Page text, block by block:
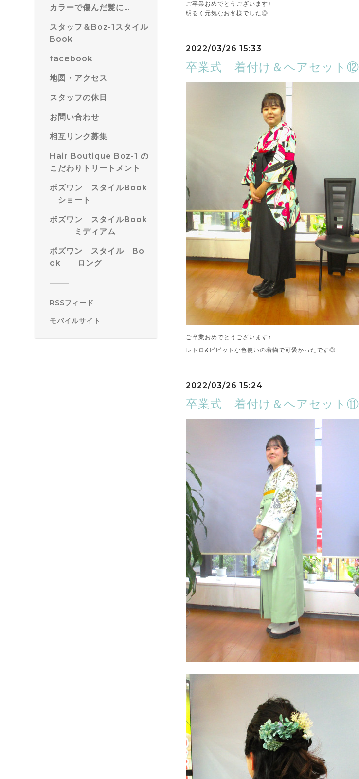
カラーで傷んだ髪に…
スタッフ＆Boz-1スタイル
Book
facebook
地図・アクセス
スタッフの休日
お問い合わせ
相互リンク募集
Hair Boutique Boz-1 の
こだわりトリートメント
ボズワン スタイルBook
ショート
ボズワン スタイルBook
ミディアム
ボズワン スタイル Bo
ok ロング
RSSフィード
モバイルサイト
ご卒業おめでとうございます♪
明るく元気なお客様でした◎
2022/03/26 15:33
卒業式 着付け＆ヘアセット⑫
ご卒業おめでとうございます♪
レトロ&ビビットな色使いの着物で可愛かったです◎
2022/03/26 15:24
卒業式 着付け＆ヘアセット⑪